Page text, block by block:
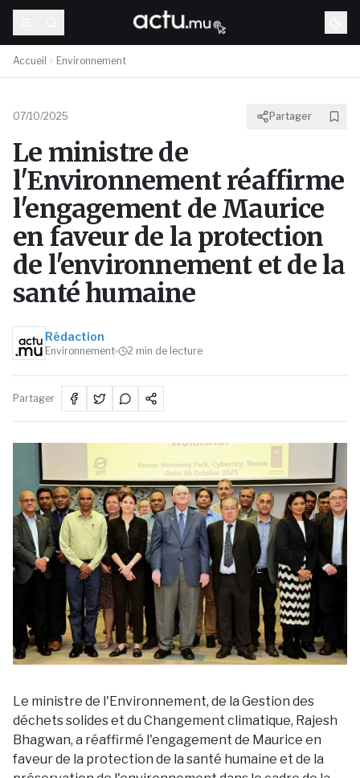
Accueil Environnement
07/10/2025 Partager
Le ministre de
l'Environnement réaffirme
l'engagement de Maurice
en faveur de la protection
de l'environnement et de la
santé humaine
Rédaction
Environnement 2 min de lecture
Partager
Le ministre de l'Environnement, de la Gestion des
déchets solides et du Changement climatique, Rajesh
Bhagwan, a réaffirmé l'engagement de Maurice en
faveur de la protection de la santé humaine et de la